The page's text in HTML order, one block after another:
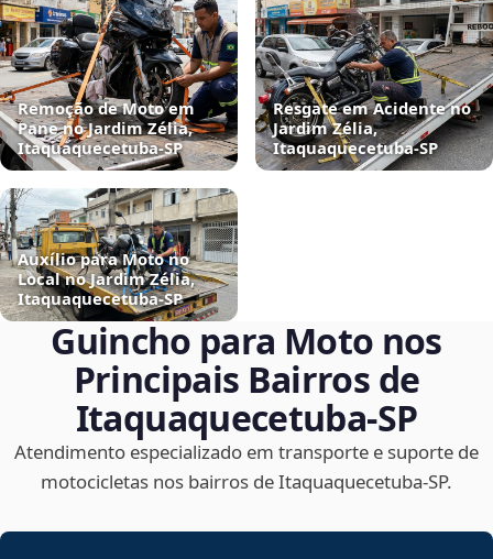
Remoção de Moto em
Pane no Jardim Zélia,
Itaquaquecetuba‑SP
Resgate em Acidente no
Jardim Zélia,
Itaquaquecetuba‑SP
Auxílio para Moto no
Local no Jardim Zélia,
Itaquaquecetuba‑SP
Guincho para Moto nos
Principais Bairros de
Itaquaquecetuba‑SP
Atendimento especializado em transporte e suporte de
motocicletas nos bairros de Itaquaquecetuba‑SP.